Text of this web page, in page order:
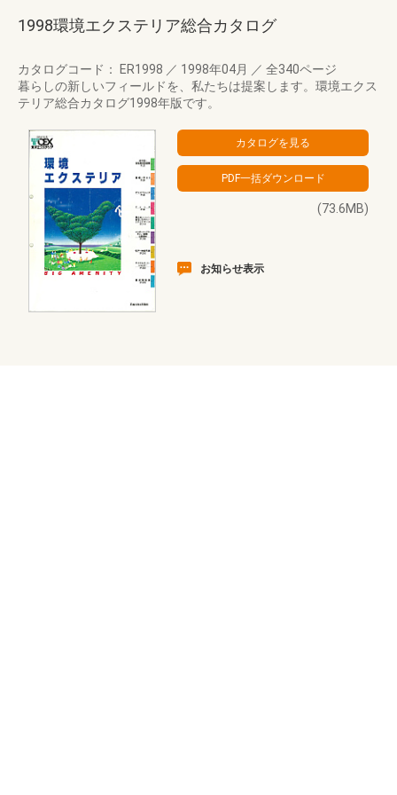
1998環境エクステリア総合カタログ
カタログコード： ER1998 ／ 1998年04月 ／ 全340ページ
暮らしの新しいフィールドを、私たちは提案します。環境エクス
テリア総合カタログ1998年版です。
(73.6MB)
お知らせ表示